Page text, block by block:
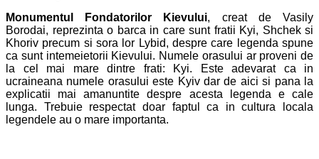
Monumentul Fondatorilor Kievului, creat de Vasily
Borodai, reprezinta o barca in care sunt fratii Kyi, Shchek si
Khoriv precum si sora lor Lybid, despre care legenda spune
ca sunt intemeietorii Kievului. Numele orasului ar proveni de
la cel mai mare dintre frati: Kyi. Este adevarat ca in
ucraineana numele orasului este Kyiv dar de aici si pana la
explicatii mai amanuntite despre acesta legenda e cale
lunga. Trebuie respectat doar faptul ca in cultura locala
legendele au o mare importanta.